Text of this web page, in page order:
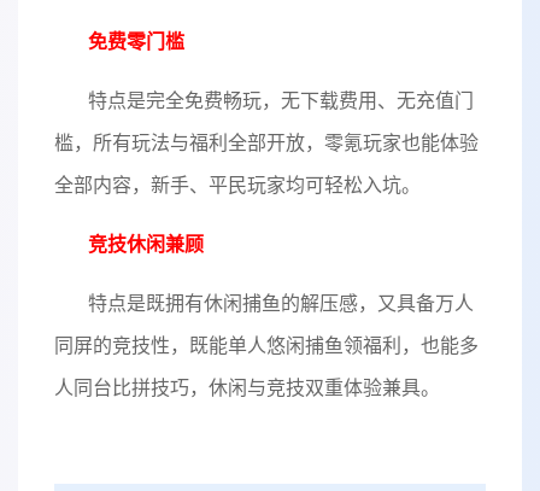
免费零门槛
特点是完全免费畅玩，无下载费用、无充值门
槛，所有玩法与福利全部开放，零氪玩家也能体验
全部内容，新手、平民玩家均可轻松入坑。
竞技休闲兼顾
特点是既拥有休闲捕鱼的解压感，又具备万人
同屏的竞技性，既能单人悠闲捕鱼领福利，也能多
人同台比拼技巧，休闲与竞技双重体验兼具。